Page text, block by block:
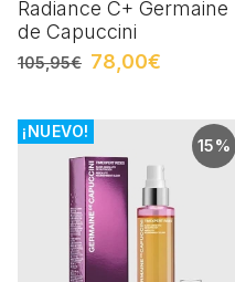
Radiance C+ Germaine
de Capuccini
105,95€ 78,00€
15%
¡NUEVO!